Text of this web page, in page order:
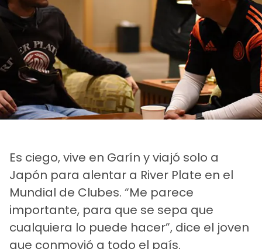
Es ciego, vive en Garín y viajó solo a
Japón para alentar a River Plate en el
Mundial de Clubes. “Me parece
importante, para que se sepa que
cualquiera lo puede hacer”, dice el joven
que conmovió a todo el país.